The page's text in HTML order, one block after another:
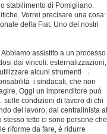
stabilimento di Pomigliano.
Vorrei precisare una cosa:
della Fiat. Uno dei nostri
assistito a un processo
dai vincoli: esternalizzazioni,
alcuni strumenti
i sindacati, che non
Oggi un imprenditore può
sulle condizioni di lavoro di chi
del lavoro, dal centralinista al
tetto ci sono persone che
riforme da fare, è ridurre